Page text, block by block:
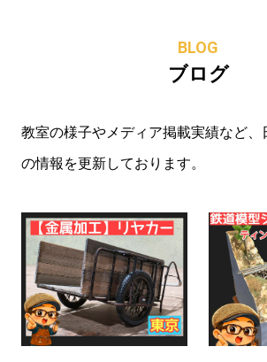
BLOG
ブログ
教室の様子やメディア掲載実績など
の情報を更新しております。